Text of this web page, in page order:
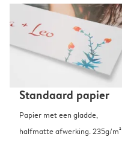
Standaard papier
Papier met een gladde,
halfmatte afwerking. 235g/m²